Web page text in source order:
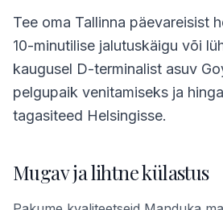
Tee oma Tallinna päevareisist
10-minutilise jalutuskäigu või
kaugusel D-terminalist asuv
pelgupaik venitamiseks ja
tagasiteed Helsingisse.
Mugav ja lihtne külastus